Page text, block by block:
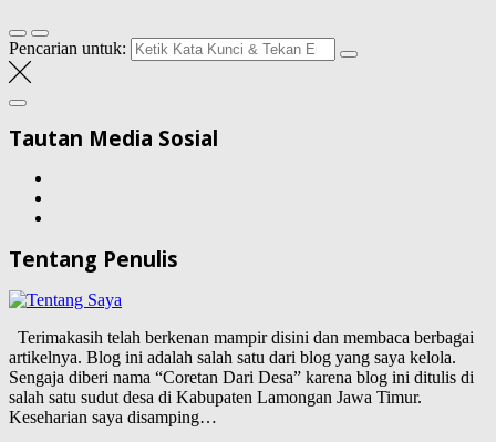
Pencarian untuk:
Tautan Media Sosial
Tentang Penulis
Terimakasih telah berkenan mampir disini dan membaca berbagai
artikelnya. Blog ini adalah salah satu dari blog yang saya kelola.
Sengaja diberi nama “Coretan Dari Desa” karena blog ini ditulis di
salah satu sudut desa di Kabupaten Lamongan Jawa Timur.
Keseharian saya disamping…